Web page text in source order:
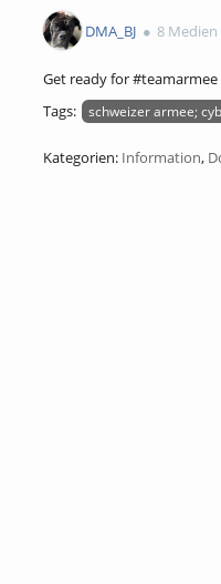
DMA_BJ 8 Medien
Get ready for #teamarmee
Tags:
schweizer armee;
Kategorien: Information,